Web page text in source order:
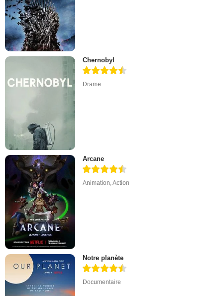
Chernobyl
Drame
Arcane
Animation,Action
Notre planète
Documentaire